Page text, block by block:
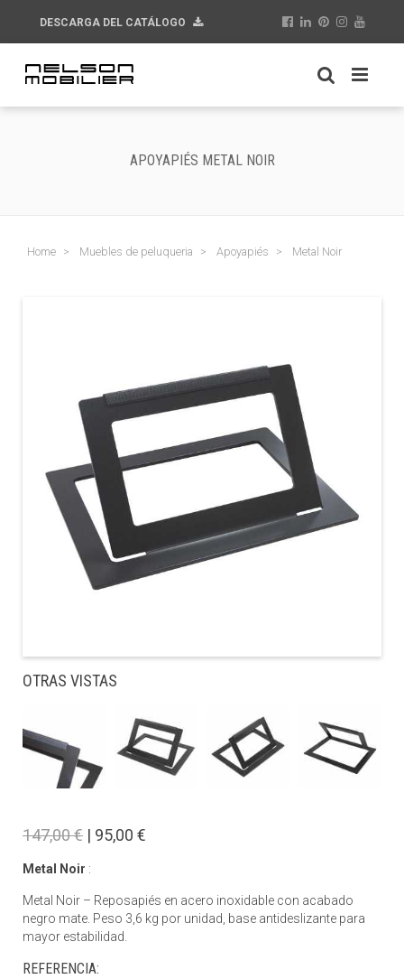
DESCARGA DEL CATÁLOGO
APOYAPIÉS METAL NOIR
Home Muebles de peluqueria Apoyapiés Metal Noir
OTRAS VISTAS
147,00 € | 95,00 €
Metal Noir :
Metal Noir – Reposapiés en acero inoxidable con acabado
negro mate. Peso 3,6 kg por unidad, base antideslizante para
mayor estabilidad.
REFERENCIA: